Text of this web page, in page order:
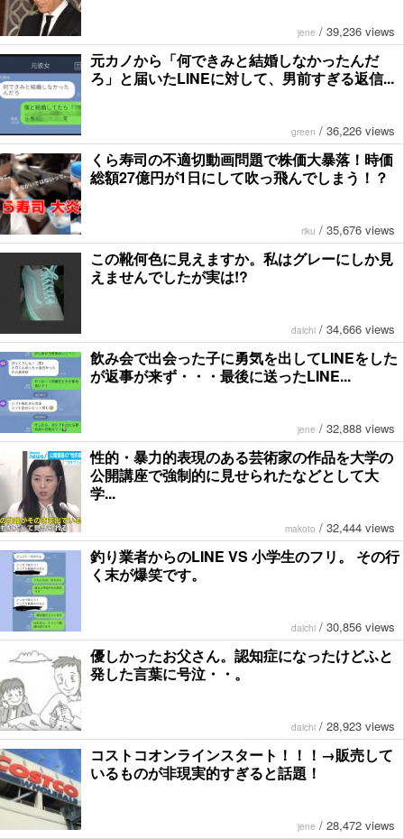
jene / 39,236 views
元カノから「何できみと結婚しなかったんだ
ろ」と届いたLINEに対して、男前すぎる返信...
green / 36,226 views
くら寿司の不適切動画問題で株価大暴落！時価
総額27億円が1日にして吹っ飛んでしまう！？
riku / 35,676 views
この靴何色に見えますか。私はグレーにしか見
えませんでしたが実は!?
daichi / 34,666 views
飲み会で出会った子に勇気を出してLINEをした
が返事が来ず・・・最後に送ったLINE...
jene / 32,888 views
性的・暴力的表現のある芸術家の作品を大学の
公開講座で強制的に見せられたなどとして大
学...
makoto / 32,444 views
釣り業者からのLINE VS 小学生のフリ。 その行
く末が爆笑です。
daichi / 30,856 views
優しかったお父さん。認知症になったけどふと
発した言葉に号泣・・。
daichi / 28,923 views
コストコオンラインスタート！！！→販売して
いるものが非現実的すぎると話題！
jene / 28,472 views